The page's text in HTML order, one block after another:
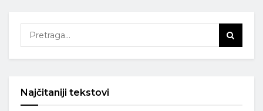
Najčitaniji tekstovi